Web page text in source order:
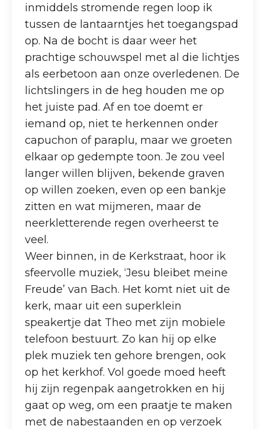
inmiddels stromende regen loop ik
tussen de lantaarntjes het toegangspad
op. Na de bocht is daar weer het
prachtige schouwspel met al die lichtjes
als eerbetoon aan onze overledenen. De
lichtslingers in de heg houden me op
het juiste pad. Af en toe doemt er
iemand op, niet te herkennen onder
capuchon of paraplu, maar we groeten
elkaar op gedempte toon. Je zou veel
langer willen blijven, bekende graven
op willen zoeken, even op een bankje
zitten en wat mijmeren, maar de
neerkletterende regen overheerst te
veel.
Weer binnen, in de Kerkstraat, hoor ik
sfeervolle muziek, ‘Jesu bleibet meine
Freude’ van Bach. Het komt niet uit de
kerk, maar uit een superklein
speakertje dat Theo met zijn mobiele
telefoon bestuurt. Zo kan hij op elke
plek muziek ten gehore brengen, ook
op het kerkhof. Vol goede moed heeft
hij zijn regenpak aangetrokken en hij
gaat op weg, om een praatje te maken
met de nabestaanden en op verzoek